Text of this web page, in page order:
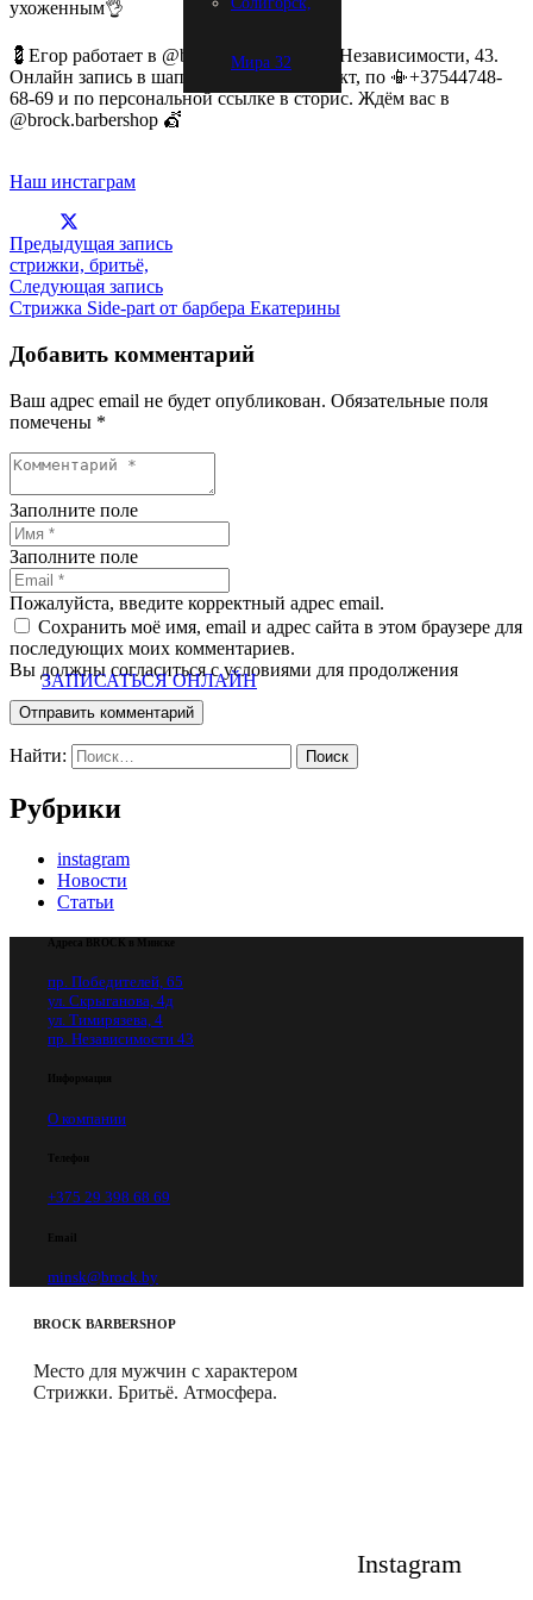
Мира 32
ухоженным👌
💈Егор работает в @brock.barbershop на Независимости, 43.
Онлайн запись в шапке профиля, в директ, по 📳+37544748-
68-69 и по персональной ссылке в сторис. Ждём вас в
@brock.barbershop 💇
Наш инстаграм
Предыдущая запись
стрижки, бритьё,
Следующая запись
Стрижка Side-part от барбера Екатерины
Добавить комментарий
Ваш адрес email не будет опубликован. Обязательные поля
помечены *
Заполните поле
Заполните поле
Пожалуйста, введите корректный адрес email.
Сохранить моё имя, email и адрес сайта в этом браузере для
последующих моих комментариев.
Вы должны согласиться с условиями для продолжения
Отправить комментарий
Найти:
Рубрики
instagram
Новости
Статьи
Адреса BROCK в Минске
пр. Победителей, 65
ул. Скрыганова, 4д
ул. Тимирязева, 4
пр. Независимости 43
Информация
О компании
Телефон
+375 29 398 68 69
Email
minsk@brock.by
ЗАПИСАТЬСЯ ОНЛАЙН
BROCK BARBERSHOP
Место для мужчин с характером
Стрижки. Бритьё. Атмосфера.
Instagram